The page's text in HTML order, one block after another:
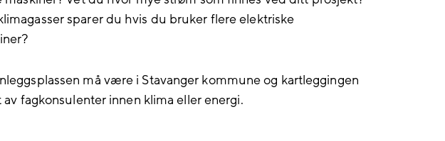
sparer du hvis du bruker flere elektriske
må være i Stavanger kommune og kartleggingen
av fagkonsulenter innen klima eller energi.